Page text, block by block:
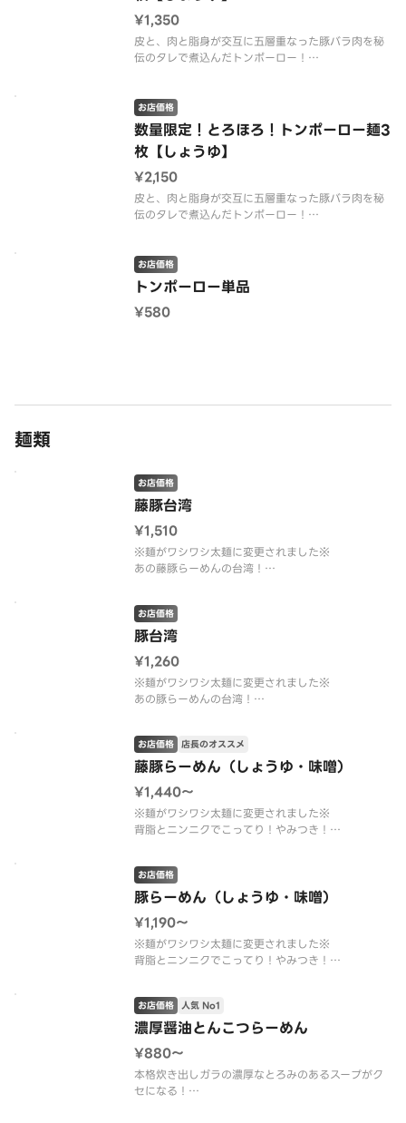
¥1,350
皮と、肉と脂身が交互に五層重なった豚バラ肉を秘
伝のタレで煮込んだトンポーロー！
数量限定！とろほろ！トンポーロー麺3
枚【しょうゆ】
お店価格
¥2,150
皮と、肉と脂身が交互に五層重なった豚バラ肉を秘
伝のタレで煮込んだトンポーロー！
トンポーロー単品
お店価格
¥580
麺類
藤豚台湾
お店価格
¥1,510
※麺がワシワシ太麺に変更されました※
あの藤豚らーめんの台湾！
比）
大満足な1杯です。
豚台湾
お店価格
¥1,260
※麺がワシワシ太麺に変更されました※
あの豚らーめんの台湾！
比）
藤豚台湾の弟分です。
藤豚らーめん（しょうゆ・味噌）
お店価格 店長のオススメ
¥1,440〜
※麺がワシワシ太麺に変更されました※
背脂とニンニクでこってり！やみつき！
比）
※画像はしょうゆ味です。
豚らーめん（しょうゆ・味噌）
お店価格
¥1,190〜
※麺がワシワシ太麺に変更されました※
背脂とニンニクでこってり！やみつき！
チャーシュー2枚・もやし3倍（しょうゆらーめん対
比）
※画像はしょうゆ味です。
濃厚醤油とんこつらーめん
お店価格 人気 No1
¥880〜
本格炊き出しガラの濃厚なとろみのあるスープがク
セになる！